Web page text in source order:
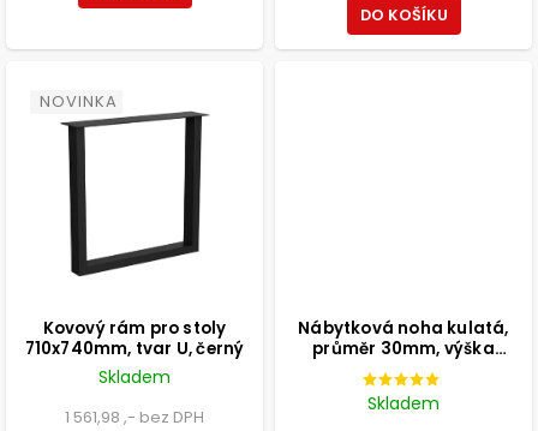
DO KOŠÍKU
NOVINKA
Kovový rám pro stoly
710x740mm, tvar U, černý
Skladem
1 561,98 ,- bez DPH
Nábytková noha kulatá,
průměr 30mm, výška
300mm, chromová
Skladem